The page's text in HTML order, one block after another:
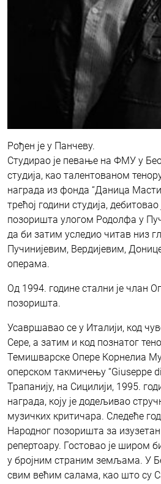
Рођен је у Панчеву.
Студирао је певање на ФМУ у
студија, као талентованом
награда из фонда “Даница
трећој години студија,
позоришта улогом Родолфа у
да би затим уследио читав низ
Пучинијевим, Вердијевим,
операма.
Од 1994. године стални је члан
позоришта.
Усавршавао се у Италији, код
Сере, а затим и код познатог
Темишварске Опере Корнелиа
оперском такмичењу “Giuseppe
Трапанију, на Сицилији, 1995.
награда, коју је додељивао
музичких критичара. Следеће
Народног позоришта за
репертоару. Гостовао је широм
у бројним страним земљама. У
свим већим салама, као што су